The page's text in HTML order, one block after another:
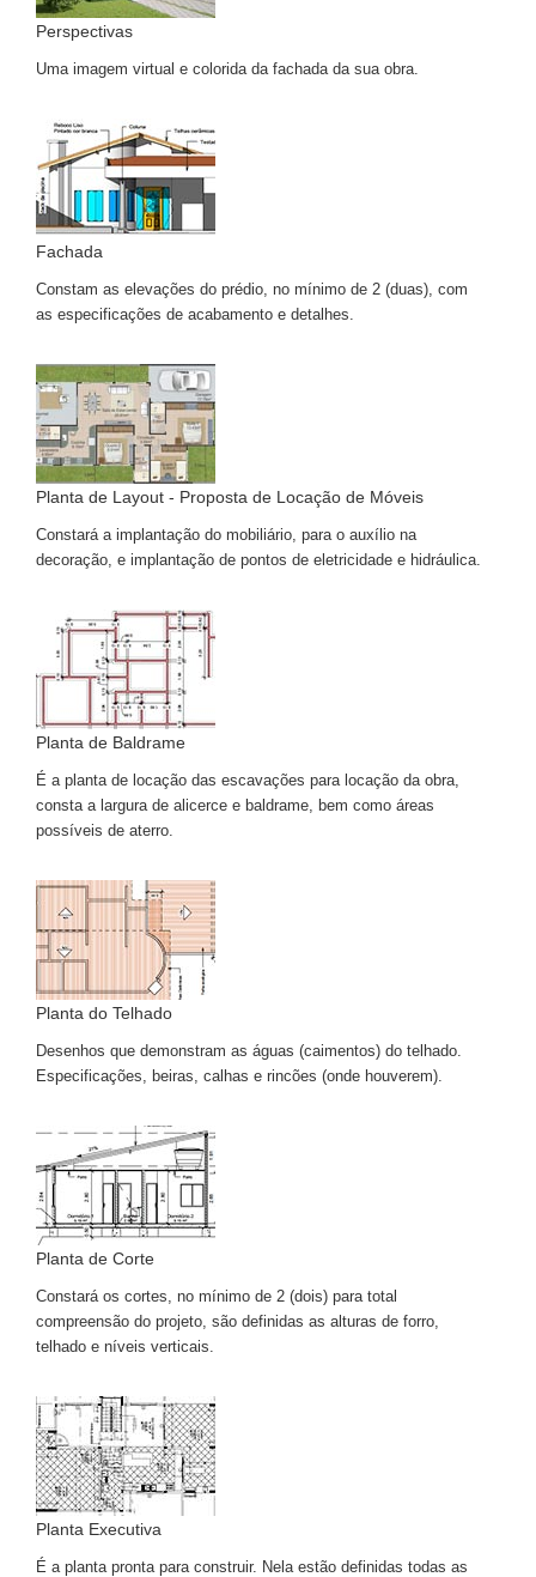
Perspectivas
Uma imagem virtual e colorida da fachada da sua obra.
Fachada
Constam as elevações do prédio, no mínimo de 2 (duas), com
as especificações de acabamento e detalhes.
Planta de Layout - Proposta de Locação de Móveis
Constará a implantação do mobiliário, para o auxílio na
decoração, e implantação de pontos de eletricidade e hidráulica.
Planta de Baldrame
É a planta de locação das escavações para locação da obra,
consta a largura de alicerce e baldrame, bem como áreas
possíveis de aterro.
Planta do Telhado
Desenhos que demonstram as águas (caimentos) do telhado.
Especificações, beiras, calhas e rincões (onde houverem).
Planta de Corte
Constará os cortes, no mínimo de 2 (dois) para total
compreensão do projeto, são definidas as alturas de forro,
telhado e níveis verticais.
Planta Executiva
É a planta pronta para construir. Nela estão definidas todas as